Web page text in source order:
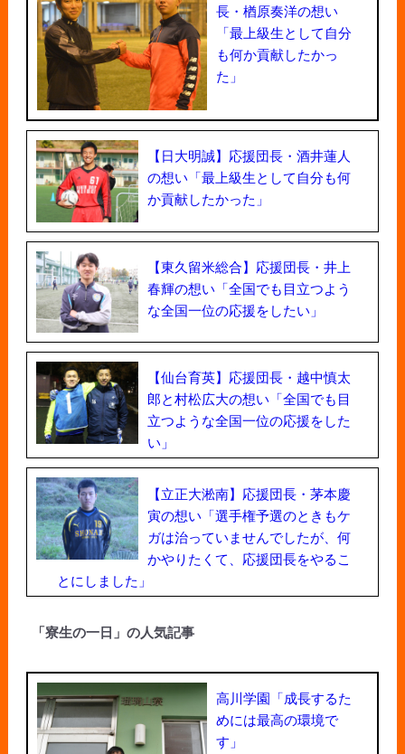
長・楢原奏洋の想い
「最上級生として自分
も何か貢献したかっ
た」
【日大明誠】応援団長・酒井蓮人
の想い「最上級生として自分も何
か貢献したかった」
【東久留米総合】応援団長・井上
春輝の想い「全国でも目立つよう
な全国一位の応援をしたい」
【仙台育英】応援団長・越中慎太
郎と村松広大の想い「全国でも目
立つような全国一位の応援をした
い」
【立正大淞南】応援団長・茅本慶
寅の想い「選手権予選のときもケ
ガは治っていませんでしたが、何
かやりたくて、応援団長をやるこ
とにしました」
「寮生の一日」の人気記事
高川学園「成長するた
めには最高の環境で
す」